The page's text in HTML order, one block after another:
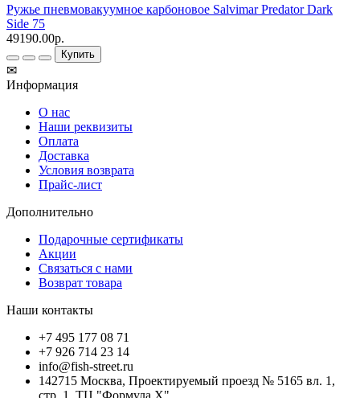
Ружье пневмовакуумное карбоновое Salvimar Predator Dark
Side 75
49190.00р.
Купить
✉
Информация
О нас
Наши реквизиты
Оплата
Доставка
Условия возврата
Прайс-лист
Дополнительно
Подарочные сертификаты
Акции
Связаться с нами
Возврат товара
Наши контакты
+7 495 177 08 71
+7 926 714 23 14
info@fish-street.ru
142715 Москва, Проектируемый проезд № 5165 вл. 1,